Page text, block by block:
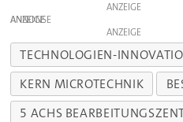
ANZEIGE
ANZEIGE
ANZEIGE
TECHNOLOGIEN-
KERN MICROTECHNIK
5 ACHS